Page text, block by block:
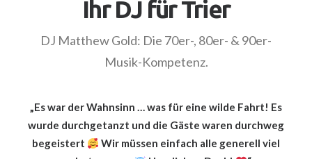
Ihr DJ für Trier
DJ Matthew Gold: Die 70er-, 80er- & 90er-
Musik-Kompetenz.
„Es war der Wahnsinn … was für eine wilde Fahrt! Es
wurde durchgetanzt und die Gäste waren durchweg
begeistert
Wir müssen einfach alle generell viel